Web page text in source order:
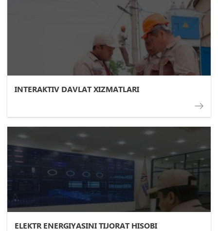
INTERAKTIV DAVLAT XIZMATLARI
ELEKTR ENERGIYASINI TIJORAT HISOBI